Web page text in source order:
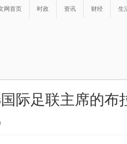
网首页 时政 资讯 财经 生
际足联主席的布